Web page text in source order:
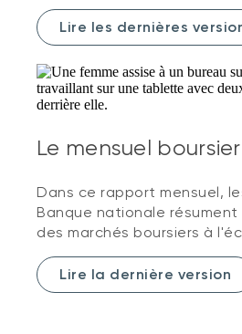
Lire les dernières
Le mensuel boursier
Dans ce rapport mensuel,
Banque nationale
des marchés boursiers à
Lire la dernière version